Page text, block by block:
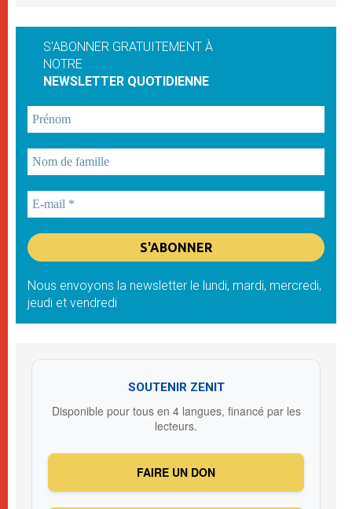
S'ABONNER GRATUITEMENT À
NOTRE
NEWSLETTER QUOTIDIENNE
Nous envoyons la newsletter le lundi, mardi, mercredi,
jeudi et vendredi
SOUTENIR ZENIT
Disponible pour tous en 4 langues, financé par les
lecteurs.
FAIRE UN DON